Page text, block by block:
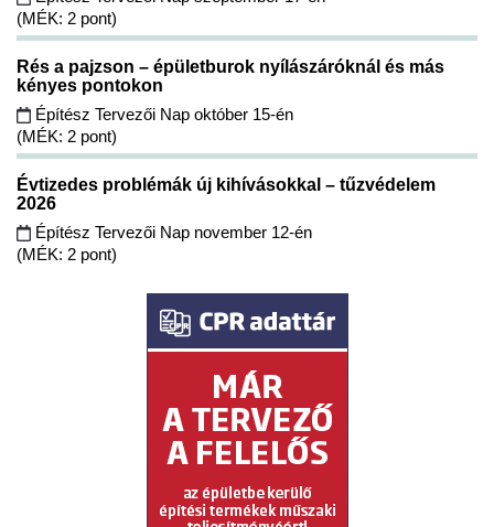
(MÉK: 2 pont)
Rés a pajzson – épületburok nyílászáróknál és más
kényes pontokon
Építész Tervezői Nap október 15-én
(MÉK: 2 pont)
Évtizedes problémák új kihívásokkal – tűzvédelem
2026
Építész Tervezői Nap november 12-én
(MÉK: 2 pont)